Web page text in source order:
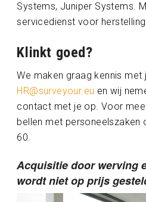
Systems, Juniper Systems.
servicedienst voor
Klinkt goed?
We maken graag kennis
HR@surveyour.eu en wij
contact met je op. Voor
bellen met personeelszaken
60.
Acquisitie door werving
wordt niet op prijs